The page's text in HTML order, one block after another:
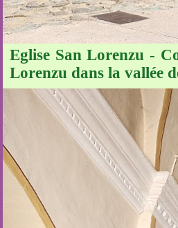
Eglise San Lorenzu -
Lorenzu dans la vallée